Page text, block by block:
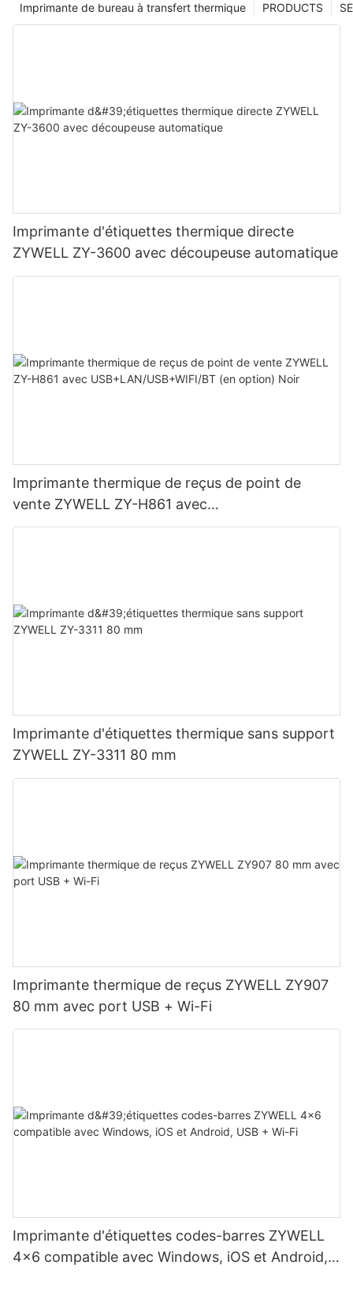
PRODUCTS
Imprimante de bureau à transfert thermique
Imprimante d'étiquettes thermique directe
ZYWELL ZY-3600 avec découpeuse automatique
Imprimante thermique de reçus de point de
vente ZYWELL ZY-H861 avec
USB+LAN/USB+WIFI/BT (en option) Noir
Imprimante d'étiquettes thermique sans support
ZYWELL ZY-3311 80 mm
Imprimante thermique de reçus ZYWELL ZY907
80 mm avec port USB + Wi-Fi
Imprimante d'étiquettes codes-barres ZYWELL
4x6 compatible avec Windows, iOS et Android,